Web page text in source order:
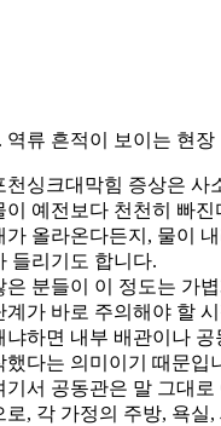
역류 흔적이 보이는 현장
천싱크대막힘 증상은 사
이 예전보다 천천히 빠
가 올라온다든지, 물이
들리기도 합니다.
은 분들이 이 정도는 가
계가 바로 주의해야 할
냐하면 내부 배관이나
했다는 의미이기 때문입
기서 공동관은 말 그대
로, 각 가정의 주방, 욕실